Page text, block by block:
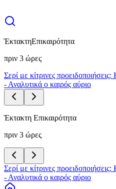
ΈκτακτηΕπικαιρότητα
πριν 3 ώρες
Σερί με κίτρινες
- Αναλυτικά ο καιρός αύριο
Έκτακτη Επικαιρότητα
πριν 3 ώρες
Σερί με κίτρινες
- Αναλυτικά ο καιρός αύριο